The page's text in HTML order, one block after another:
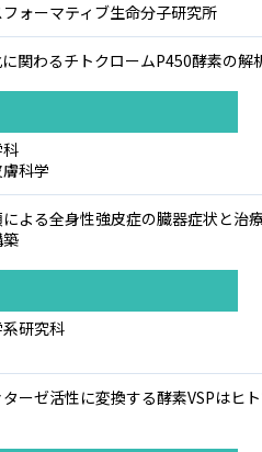
ォーマティブ生命分子研究所
関わるチトクロームP450酵素の解
科学
よる全身性強皮症の臓器症状と治
研究科
ーゼ活性に変換する酵素VSPはヒ